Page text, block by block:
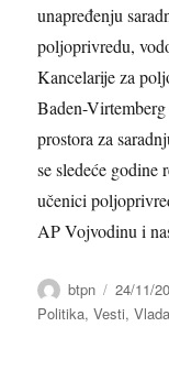
unapređenju
poljoprivredu,
Kancelarije za
Baden-
prostora za
se sledeće godine
učenici
AP Vojvodinu i
Author
btpn
Posted
on
24/11/
Politika,Vesti,